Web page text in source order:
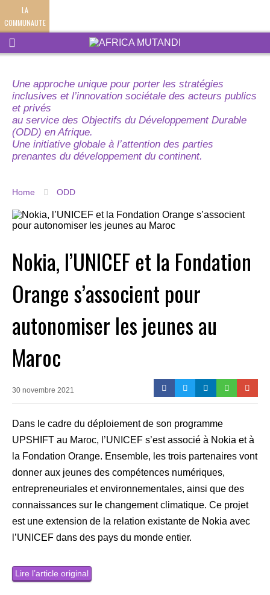
LA
COMMUNAUTE
Une approche unique pour porter les stratégies
inclusives et l’innovation sociétale des acteurs publics
et privés
au service des Objectifs du Développement Durable
(ODD) en Afrique.
Une initiative globale à l’attention des parties
prenantes du développement du continent.
Home ODD
Nokia, l’UNICEF et la Fondation
Orange s’associent pour
autonomiser les jeunes au
Maroc
30 novembre 2021
Dans le cadre du déploiement de son programme
UPSHIFT au Maroc, l’UNICEF s’est associé à Nokia et à
la Fondation Orange. Ensemble, les trois partenaires vont
donner aux jeunes des compétences numériques,
entrepreneuriales et environnementales, ainsi que des
connaissances sur le changement climatique. Ce projet
est une extension de la relation existante de Nokia avec
l’UNICEF dans des pays du monde entier.
Lire l’article original